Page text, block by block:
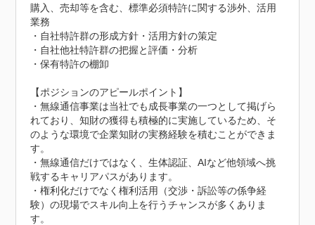
購入、売却等を含む、標準必須特許に関する渉外、活用
業務
・自社特許群の形成方針・活用方針の策定
・自社他社特許群の把握と評価・分析
・保有特許の棚卸
【ポジションのアピールポイント】
・無線通信事業は当社でも成長事業の一つとして掲げら
れており、知財の獲得も積極的に実施しているため、そ
のような環境で企業知財の実務経験を積むことができま
す。
・無線通信だけではなく、生体認証、AIなど他領域へ挑
戦するキャリアパスがあります。
・権利化だけでなく権利活用（交渉・訴訟等の係争経
験）の現場でスキル向上を行うチャンスが多くありま
す。